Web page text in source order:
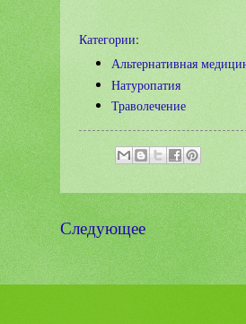
Категории:
Альтернативная
Натуропатия
Траволечение
Следующее